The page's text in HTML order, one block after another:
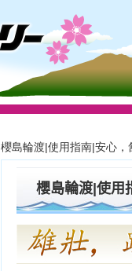
櫻島輪渡|使用指南|安心
櫻島輪渡|使用